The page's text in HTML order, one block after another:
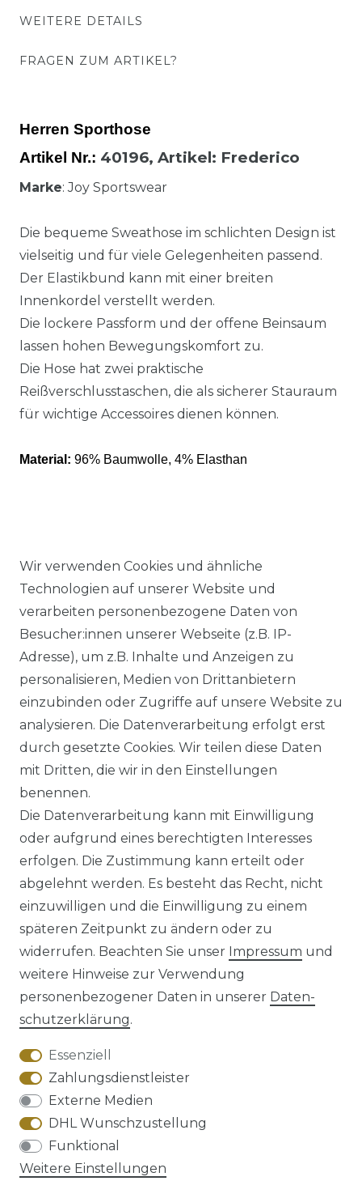
WEITERE DETAILS
FRAGEN ZUM ARTIKEL?
Herren Sporthose
Artikel Nr.: 40196, Artikel: Frederico
Marke: Joy Sportswear
Die bequeme Sweathose im schlichten Design ist
vielseitig und für viele Gelegenheiten passend.
Der Elastikbund kann mit einer breiten
Innenkordel verstellt werden.
Die lockere Passform und der offene Beinsaum
lassen hohen Bewegungskomfort zu.
Die Hose hat zwei praktische
Reißverschlusstaschen, die als sicherer Stauraum
für wichtige Accessoires dienen können.
Material: 96% Baumwolle, 4% Elasthan
Ähnlicher Artikel
Authentic klein - Herren Sport
und Freizeit Hose aus
Baumwollmischung in
verschiedenen Farben (53022)
ab 54,95 € *
Impressum Daten­schutz­erklärung
AGB Barrierefreiheitserklärung
Widerrufs­recht
Wir verwenden Cookies und ähnliche
Technologien auf unserer Website und
verarbeiten personenbezogene Daten von
Besucher:innen unserer Webseite (z.B. IP-
Adresse), um z.B. Inhalte und Anzeigen zu
personalisieren, Medien von Drittanbietern
einzubinden oder Zugriffe auf unsere Website zu
analysieren. Die Datenverarbeitung erfolgt erst
durch gesetzte Cookies. Wir teilen diese Daten
mit Dritten, die wir in den Einstellungen
benennen.
Die Datenverarbeitung kann mit Einwilligung
oder aufgrund eines berechtigten Interesses
erfolgen. Die Zustimmung kann erteilt oder
abgelehnt werden. Es besteht das Recht, nicht
einzuwilligen und die Einwilligung zu einem
späteren Zeitpunkt zu ändern oder zu
widerrufen. Beachten Sie unser Impressum und
weitere Hinweise zur Verwendung
personenbezogener Daten in unserer Daten­
schutz­erklärung.
Essenziell
Zahlungsdienstleister
Externe Medien
DHL Wunschzustellung
Funktional
Weitere Einstellungen